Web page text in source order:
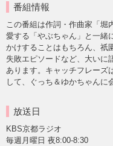
番組情報
この番組は作詞・作曲家「堀
愛する「やぶちゃん」と一緒
かけすることはもちろん、祇
失敗エピソードなど、大いに
あります。キャッチフレーズ
して、ぐっち＆ゆかちゃんに
放送日
KBS京都ラジオ
毎週月曜日 夜8:00-8:30